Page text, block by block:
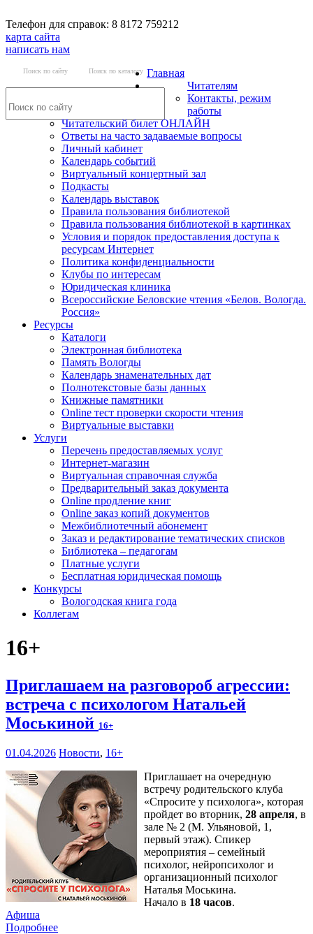
Телефон для справок: 8 8172 759212
карта сайта
написать нам
Поиск по сайту Поиск по каталогу Главная
Читателям
Контакты, режим
работы
Читательский билет ОНЛАЙН
Ответы на часто задаваемые вопросы
Личный кабинет
Календарь событий
Виртуальный концертный зал
Подкасты
Календарь выставок
Правила пользования библиотекой
Правила пользования библиотекой в картинках
Условия и порядок предоставления доступа к
ресурсам Интернет
Политика конфиденциальности
Клубы по интересам
Юридическая клиника
Всероссийские Беловские чтения «Белов. Вологда.
Россия»
Ресурсы
Каталоги
Электронная библиотека
Память Вологды
Календарь знаменательных дат
Полнотекстовые базы данных
Книжные памятники
Online тест проверки скорости чтения
Виртуальные выставки
Услуги
Перечень предоставляемых услуг
Интернет-магазин
Виртуальная справочная служба
Предварительный заказ документа
Online продление книг
Online заказ копий документов
Межбиблиотечный абонемент
Заказ и редактирование тематических списков
Библиотека – педагогам
Платные услуги
Бесплатная юридическая помощь
Конкурсы
Вологодская книга года
Коллегам
16+
Приглашаем на разговороб агрессии:
встреча с психологом Натальей
Моськиной 16+
01.04.2026 Новости, 16+
Приглашает на очередную
встречу родительского клуба
«Спросите у психолога», которая
пройдет во вторник, 28 апреля, в
зале № 2 (М. Ульяновой, 1,
первый этаж). Спикер
мероприятия – семейный
психолог, нейропсихолог и
организационный психолог
Наталья Моськина.
Начало в 18 часов.
Афиша
Подробнее